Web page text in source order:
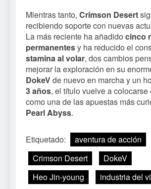
Mientras tanto, Crimson Desert
recibiendo soporte con nuevas
La más reciente ha añadido cinco
permanentesy ha reducido el
stamina al volar, dos cambios
mejorar la exploración en su
DokeVde nuevo en marcha y un
3 años, el título vuelve a colocarse
como una de las apuestas más
Pearl Abyss.
Etiquetado:
aventura de acción
Crimson Desert
DokeV
Heo Jin-young
industria del